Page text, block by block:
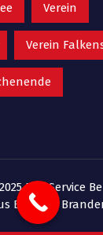
Verein
Verein
EDV Service
Berlin &